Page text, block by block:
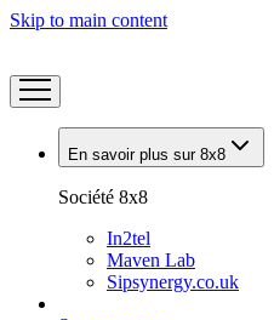
Skip to main content
En savoir plus sur 8x8
Société 8x8
In2tel
Maven Lab
Sipsynergy.co.uk